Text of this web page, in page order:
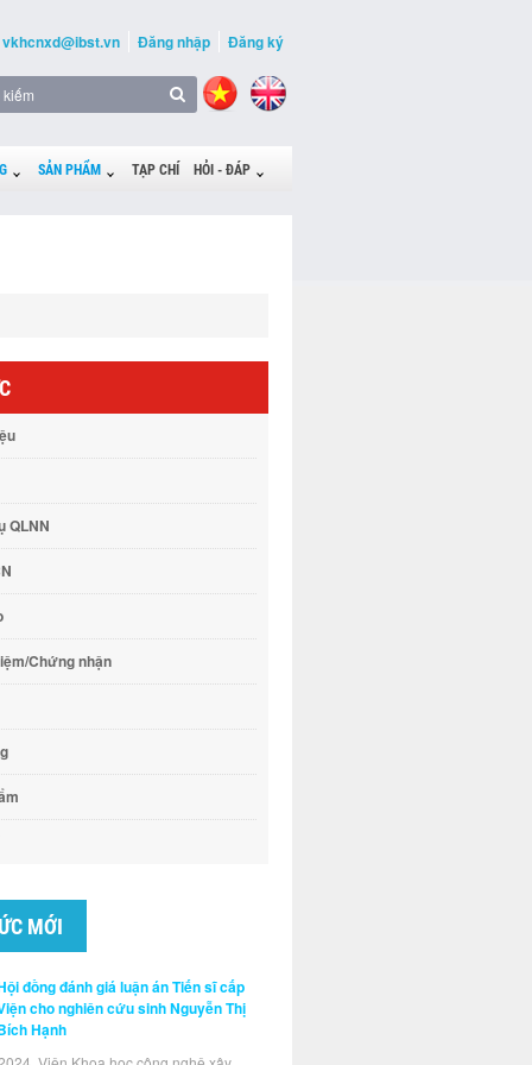
vkhcnxd@ibst.vn Đăng nhập Đăng ký
SẢN PHẨM TẠP CHÍ HỎI - ĐÁP
QLNN
Chứng nhận
MỚI
đồng đánh giá luận án Tiến sĩ cấp
cho nghiên cứu sinh Nguyễn Thị
Hạnh